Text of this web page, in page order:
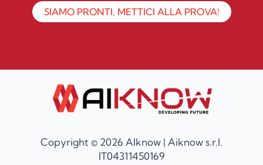
SIAMO PRONTI, METTICI ALLA PROVA!
Copyright © 2026 AIknow | Aiknow s.r.l.
IT04311450169